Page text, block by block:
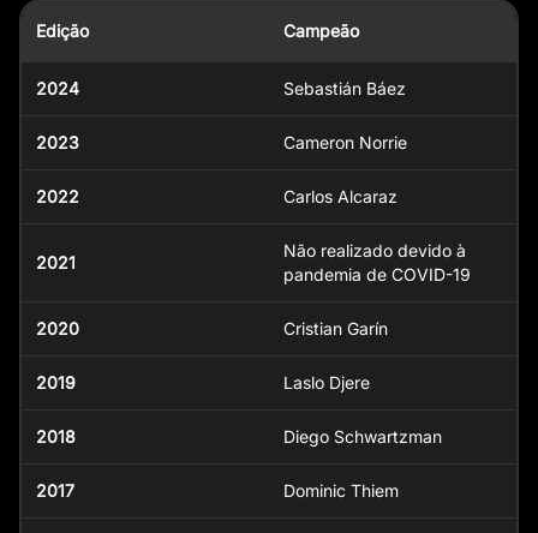
Edição Campeão
2024 Sebastián Báez
2023 Cameron Norrie
2022 Carlos Alcaraz
2021
Não realizado devido à
pandemia de COVID-19
2020 Cristian Garín
2019 Laslo Djere
2018 Diego Schwartzman
2017 Dominic Thiem